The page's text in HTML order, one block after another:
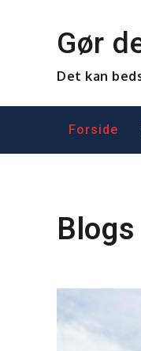
Gør
Det kan
Forside
Blogs